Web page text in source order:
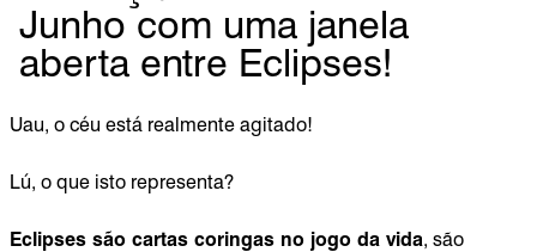
Junho com uma janela
aberta entre Eclipses!
Uau, o céu está realmente agitado!
Lú, o que isto representa?
Eclipses são cartas coringas no jogo da vida, são